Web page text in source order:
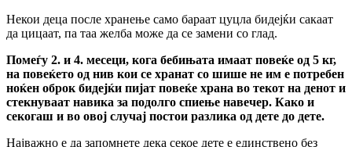
Некои деца после хранење само бараат цуцла бидејќи сакаат
да цицаат, па таа желба може да се замени со глад.
Помеѓу 2. и 4. месеци, кога бебињата имаат повеќе од 5 кг,
на повеќето од нив кои се хранат со шише не им е потребен
ноќен оброк бидејќи пијат повеќе храна во текот на денот и
стекнуваат навика за подолго спиење навечер. Како и
секогаш и во овој случај постои разлика од дете до дете.
Најважно е да запомнете дека секое дете е единствено без